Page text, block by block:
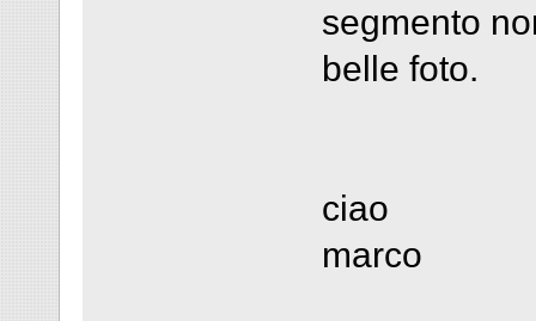
segmento
belle foto.
ciao
marco